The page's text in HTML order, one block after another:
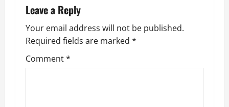
i
g
a
Leave a Reply
Your email address will not be published.
Required fields are marked *
Comment*